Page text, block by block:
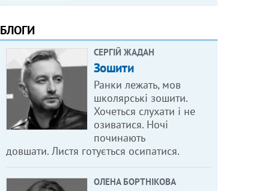
БЛОГИ
СЕРГІЙ ЖАДАН
Зошити
Ранки лежать, мов
школярські зошити.
Хочеться слухати і не
озиватися. Ночі
починають
довшати. Листя готується осипатися.
ОЛЕНА БОРТНІКОВА